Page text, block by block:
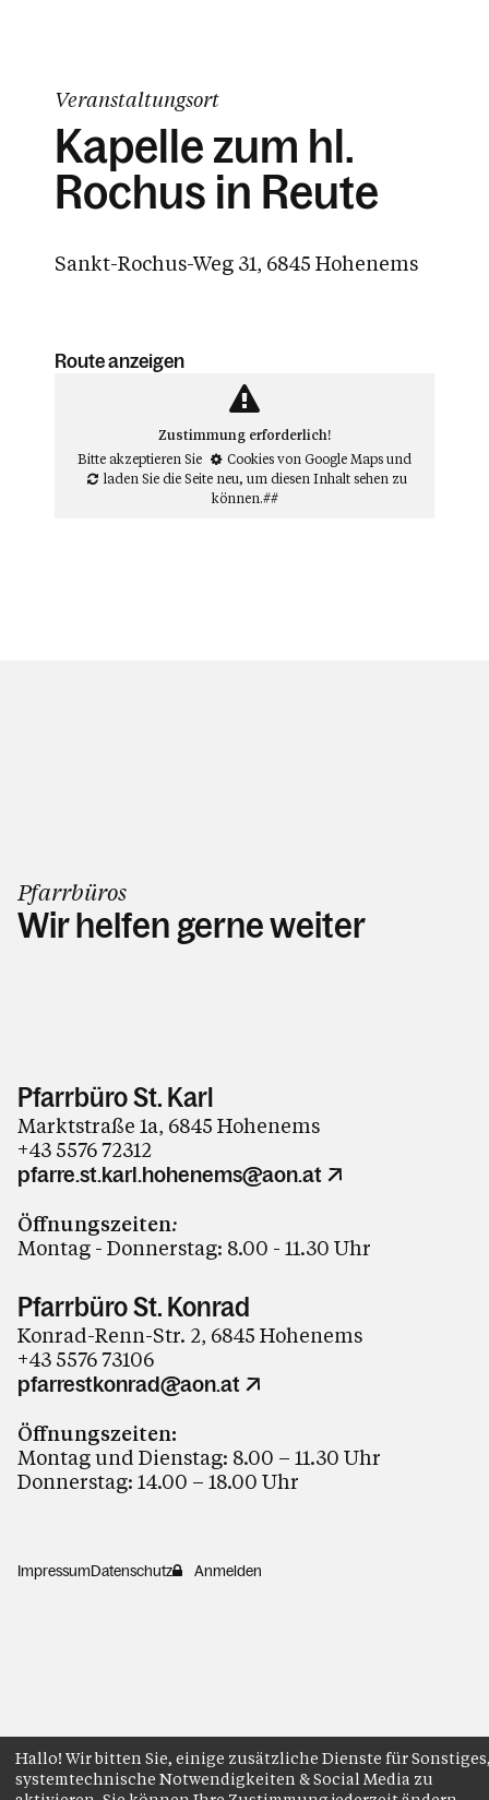
Veranstaltungsort
Kapelle zum hl.
Rochus in Reute
Sankt-Rochus-Weg 31, 6845 Hohenems
Route anzeigen
Zustimmung erforderlich!
Bitte akzeptieren Sie
Cookies von Google Mapsund
laden Sie die Seite neu, um diesen Inhalt sehen zu
können.##
Pfarrbüros
Wir helfen gerne weiter
Pfarrbüro St. Karl
Marktstraße 1a, 6845 Hohenems
+43 5576 72312
pfarre.st.karl.hohenems@aon.at
Öffnungszeiten:
Montag - Donnerstag: 8.00 - 11.30 Uhr
Pfarrbüro St. Konrad
Konrad-Renn-Str. 2, 6845 Hohenems
+43 5576 73106
pfarrestkonrad@aon.at
Öffnungszeiten:
Montag und Dienstag: 8.00 – 11.30 Uhr
Donnerstag: 14.00 – 18.00 Uhr
ImpressumDatenschutz Anmelden
Hallo! Wir bitten Sie, einige zusätzliche Dienste für
systemtechnische Notwendigkeiten & Social Media zu